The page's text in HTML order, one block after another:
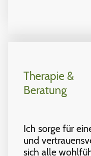
Therapie &
Beratung
Ich sorge für
und
sich alle